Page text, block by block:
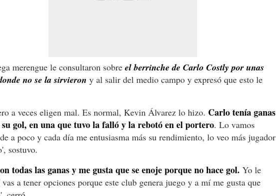
merengue le consultaron sobre el berrinche de Carlo Costly por unas
no se la sirvieron y al salir del medio campo y expresó que esto le
a veces eligen mal. Es normal, Kevin Álvarez lo hizo. Carlo tenía ganas
gol, en una que tuvo la falló y la rebotó en el portero. Lo vamos
a poco y cada día me entusiasma más su rendimiento, lo veo más jugador
sostuvo.
todas las ganas y me gusta que se enoje porque no hace gol. Yo le
a tener opciones porque este club genera juego y a mí me gusta que